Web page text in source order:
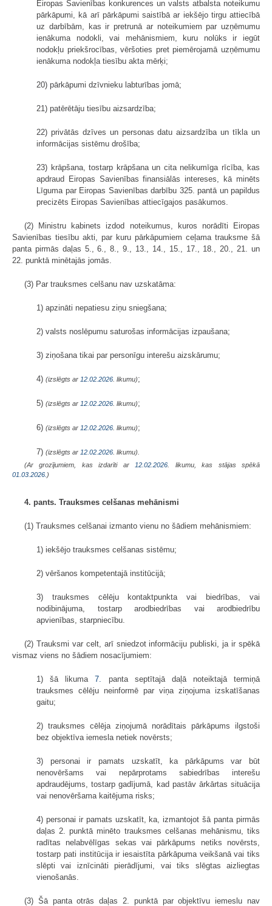
Eiropas Savienības konkurences un valsts atbalsta noteikumu
pārkāpumi, kā arī pārkāpumi saistībā ar iekšējo tirgu attiecībā
uz darbībām, kas ir pretrunā ar noteikumiem par uzņēmumu
ienākuma nodokli, vai mehānismiem, kuru nolūks ir iegūt
nodokļu priekšrocības, vēršoties pret piemērojamā uzņēmumu
ienākuma nodokļa tiesību akta mērķi;
20) pārkāpumi dzīvnieku labturības jomā;
21) patērētāju tiesību aizsardzība;
22) privātās dzīves un personas datu aizsardzība un tīkla un
informācijas sistēmu drošība;
23) krāpšana, tostarp krāpšana un cita nelikumīga rīcība, kas
apdraud Eiropas Savienības finansiālās intereses, kā minēts
Līguma par Eiropas Savienības darbību 325. pantā un papildus
precizēts Eiropas Savienības attiecīgajos pasākumos.
(2) Ministru kabinets izdod noteikumus, kuros norādīti Eiropas
Savienības tiesību akti, par kuru pārkāpumiem ceļama trauksme šā
panta pirmās daļas 5., 6., 8., 9., 13., 14., 15., 17., 18., 20., 21. un
22. punktā minētajās jomās.
(3) Par trauksmes celšanu nav uzskatāma:
1) apzināti nepatiesu ziņu sniegšana;
2) valsts noslēpumu saturošas informācijas izpaušana;
3) ziņošana tikai par personīgu interešu aizskārumu;
4) (izslēgts ar 12.02.2026 . likumu);
5) (izslēgts ar 12.02.2026 . likumu);
6) (izslēgts ar 12.02.2026 . likumu);
7) (izslēgts ar 12.02.2026 . likumu).
(Ar grozījumiem, kas izdarīti ar 12.02.2026 . likumu, kas stājas spēkā
01.03.2026. )
4. pants. Trauksmes celšanas mehānismi
(1) Trauksmes celšanai izmanto vienu no šādiem mehānismiem:
1) iekšējo trauksmes celšanas sistēmu;
2) vēršanos kompetentajā institūcijā;
3) trauksmes cēlēju kontaktpunkta vai biedrības, vai
nodibinājuma, tostarp arodbiedrības vai arodbiedrību
apvienības, starpniecību.
(2) Trauksmi var celt, arī sniedzot informāciju publiski, ja ir spēkā
vismaz viens no šādiem nosacījumiem:
1) šā likuma7.
panta septītajā daļā noteiktajā termiņā
trauksmes cēlēju neinformē par viņa ziņojuma izskatīšanas
gaitu;
2) trauksmes cēlēja ziņojumā norādītais pārkāpums ilgstoši
bez objektīva iemesla netiek novērsts;
3) personai ir pamats uzskatīt, ka pārkāpums var būt
nenovēršams vai nepārprotams sabiedrības interešu
apdraudējums, tostarp gadījumā, kad pastāv ārkārtas situācija
vai nenovēršama kaitējuma risks;
4) personai ir pamats uzskatīt, ka, izmantojot šā panta pirmās
daļas 2. punktā minēto trauksmes celšanas mehānismu, tiks
radītas nelabvēlīgas sekas vai pārkāpums netiks novērsts,
tostarp pati institūcija ir iesaistīta pārkāpuma veikšanā vai tiks
slēpti vai iznīcināti pierādījumi, vai tiks slēgtas aizliegtas
vienošanās.
(3) Šā panta otrās daļas 2. punktā par objektīvu iemeslu nav